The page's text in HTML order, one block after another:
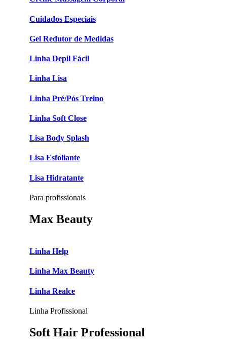
Cuidados Especiais
Gel Redutor de Medidas
Linha Depil Fácil
Linha Lisa
Linha Pré/Pós Treino
Linha Soft Close
Lisa Body Splash
Lisa Esfoliante
Lisa Hidratante
Para profissionais
Max Beauty
Linha Help
Linha Max Beauty
Linha Realce
Linha Profissional
Soft Hair Professional